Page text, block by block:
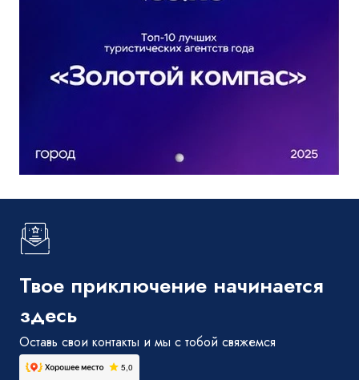
Твое приключение начинается
здесь
Оставь свои контакты и мы с тобой свяжемся